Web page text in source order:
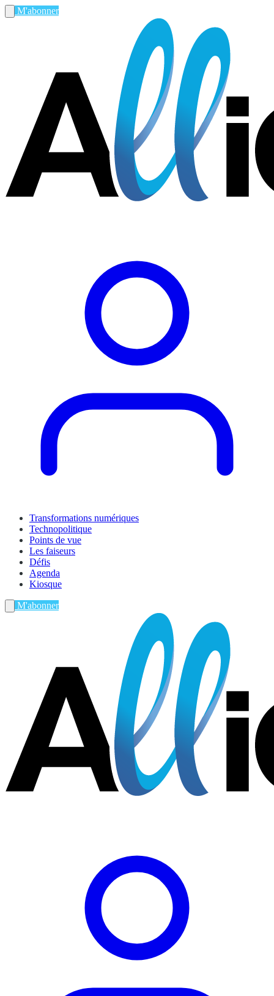
M'abonner
Transformations numériques
Technopolitique
Points de vue
Les faiseurs
Défis
Agenda
Kiosque
M'abonner